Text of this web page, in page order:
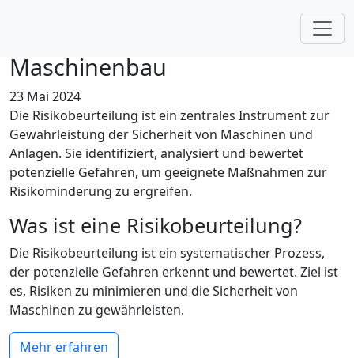
Maschinenbau
23 Mai 2024
Die Risikobeurteilung ist ein zentrales Instrument zur
Gewährleistung der Sicherheit von Maschinen und
Anlagen. Sie identifiziert, analysiert und bewertet
potenzielle Gefahren, um geeignete Maßnahmen zur
Risikominderung zu ergreifen.
Was ist eine Risikobeurteilung?
Die Risikobeurteilung ist ein systematischer Prozess,
der potenzielle Gefahren erkennt und bewertet. Ziel ist
es, Risiken zu minimieren und die Sicherheit von
Maschinen zu gewährleisten.
Mehr erfahren